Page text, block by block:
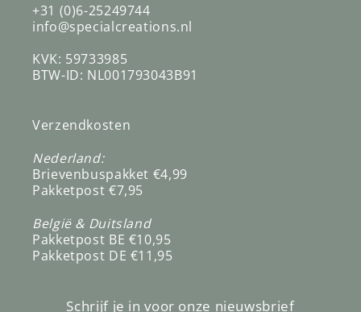
+31 (0)6-25249744
info@specialcreations.nl
KVK: 59733985
BTW-ID: NL001793043B91
Verzendkosten
Nederland:
Brievenbuspakket €4,99
Pakketpost €7,95
België & Duitsland
Pakketpost BE €10,95
Pakketpost DE €11,95
Schrijf je in voor onze nieuwsbrief